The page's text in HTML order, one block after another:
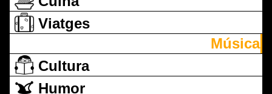
Viatges
Música
Cultura
Humor